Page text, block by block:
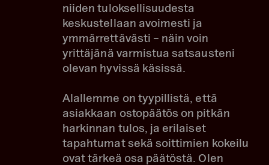
niiden tuloksellisuudesta
keskustellaan avoimesti ja
ymmärrettävästi – näin voin
yrittäjänä varmistua satsausteni
olevan hyvissä käsissä.
Alallemme on tyypillistä, että
asiakkaan ostopäätös on pitkän
harkinnan tulos, ja erilaiset
tapahtumat sekä soittimien kokeilu
ovat tärkeä osa päätöstä. Olen